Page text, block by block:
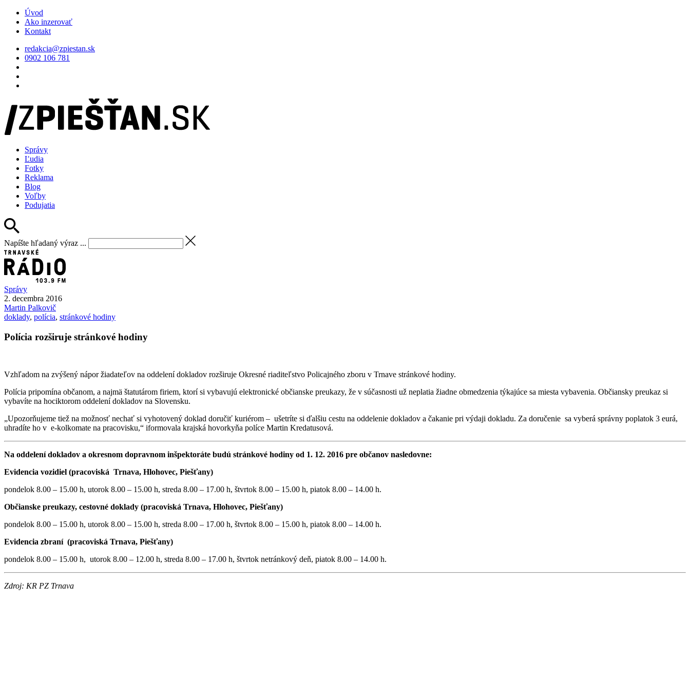
Úvod
Ako inzerovať
Kontakt
redakcia@zpiestan.sk
0902 106 781
Správy
Ľudia
Fotky
Reklama
Blog
Voľby
Podujatia
Napíšte hľadaný výraz ...
Správy
2. decembra 2016
Martin Palkovič
doklady, polícia, stránkové hodiny
Polícia rozširuje stránkové hodiny
Vzhľadom na zvýšený nápor žiadateľov na oddelení dokladov rozširuje Okresné riaditeľstvo Policajného zboru v Trnave stránkové hodiny.
Polícia pripomína občanom, a najmä štatutárom firiem, ktorí si vybavujú elektronické občianske preukazy, že v súčasnosti už neplatia žiadne obmedzenia týkajúce sa miesta vybavenia. Občiansky preukaz si
vybavíte na hociktorom oddelení dokladov na Slovensku.
„Upozorňujeme tiež na možnosť nechať si vyhotovený doklad doručiť kuriérom – ušetríte si ďalšiu cestu na oddelenie dokladov a čakanie pri výdaji dokladu. Za doručenie sa vyberá správny poplatok 3 eurá,
uhradíte ho v e-kolkomate na pracovisku,“ iformovala krajská hovorkyňa políce Martin Kredatusová.
Na oddelení dokladov a okresnom dopravnom inšpektoráte budú stránkové hodiny od 1. 12. 2016 pre občanov nasledovne:
Evidencia vozidiel (pracoviská Trnava, Hlohovec, Piešťany)
pondelok 8.00 – 15.00 h, utorok 8.00 – 15.00 h, streda 8.00 – 17.00 h, štvrtok 8.00 – 15.00 h, piatok 8.00 – 14.00 h.
Občianske preukazy, cestovné doklady (pracoviská Trnava, Hlohovec, Piešťany)
pondelok 8.00 – 15.00 h, utorok 8.00 – 15.00 h, streda 8.00 – 17.00 h, štvrtok 8.00 – 15.00 h, piatok 8.00 – 14.00 h.
Evidencia zbraní (pracoviská Trnava, Piešťany)
pondelok 8.00 – 15.00 h, utorok 8.00 – 12.00 h, streda 8.00 – 17.00 h, štvrtok netránkový deň, piatok 8.00 – 14.00 h.
Zdroj: KR PZ Trnava